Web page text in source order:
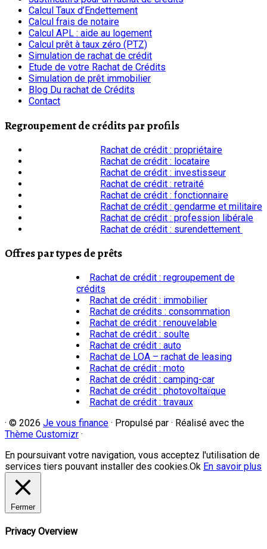
Calcul Taux d’Endettement
Calcul frais de notaire
Calcul APL : aide au logement
Calcul prêt à taux zéro (PTZ)
Simulation de rachat de crédit
Etude de votre Rachat de Crédits
Simulation de prêt immobilier
Blog Du rachat de Crédits
Contact
Regroupement de crédits par profils
Rachat de crédit : propriétaire
Rachat de crédit : locataire
Rachat de crédit : investisseur
Rachat de crédit : retraité
Rachat de crédit : fonctionnaire
Rachat de crédit : gendarme et militaire
Rachat de crédit : profession libérale
Rachat de crédit : surendettement
Offres par types de prêts
Rachat de crédit : regroupement de
crédits
Rachat de crédit : immobilier
Rachat de crédits : consommation
Rachat de crédit : renouvelable
Rachat de crédit : soulte
Rachat de crédit : auto
Rachat de LOA – rachat de leasing
Rachat de crédit : moto
Rachat de crédit : camping-car
Rachat de crédit : photovoltaïque
Rachat de crédit : travaux
· © 2026 Je vous finance · Propulsé par · Réalisé avec the
Thème Customizr ·
En poursuivant votre navigation, vous acceptez l'utilisation de
services tiers pouvant installer des cookies.Ok En savoir plus
Fermer
Privacy Overview